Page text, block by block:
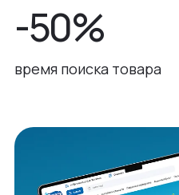
-50%
время поиска товара